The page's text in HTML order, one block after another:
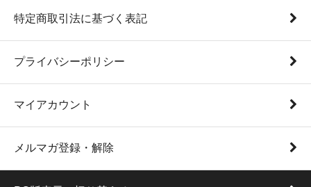
特定商取引法に基づく表記
プライバシーポリシー
マイアカウント
メルマガ登録・解除